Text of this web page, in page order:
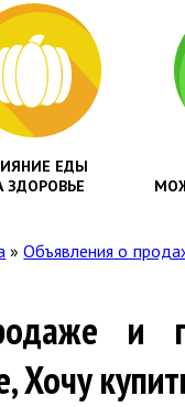
ЕДЫ
ЗДОРОВЬЕ
»Объявления о
и
Хочу